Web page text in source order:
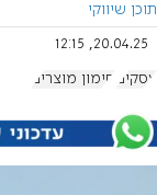
תוכן שיווקי
20.04.25, 12:15
עסקים סימון מוצרים